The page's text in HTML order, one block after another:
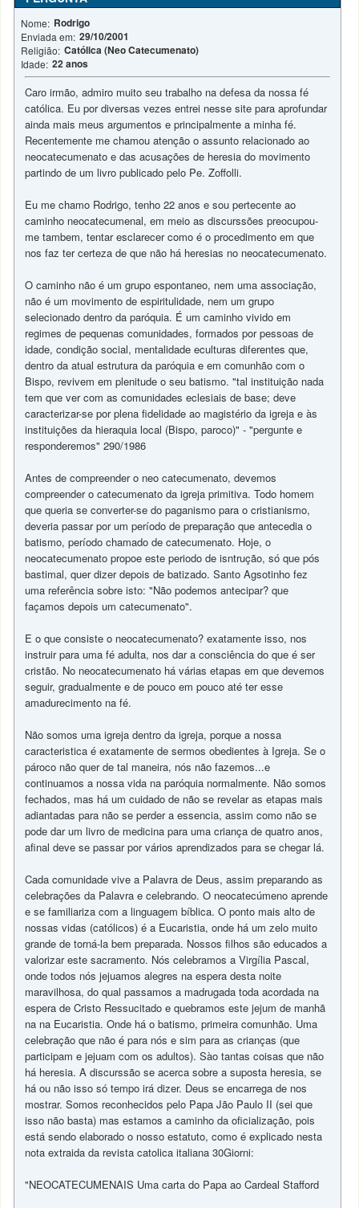
Nome: Rodrigo
Enviada em: 29/10/2001
Religião: Católica (Neo Catecumenato)
Idade: 22 anos
Caro irmão, admiro muito seu trabalho na defesa da nossa fé
católica. Eu por diversas vezes entrei nesse site para aprofundar
ainda mais meus argumentos e principalmente a minha fé.
Recentemente me chamou atenção o assunto relacionado ao
neocatecumenato e das acusações de heresia do movimento
partindo de um livro publicado pelo Pe. Zoffolli.
Eu me chamo Rodrigo, tenho 22 anos e sou pertecente ao
caminho neocatecumenal, em meio as discurssões preocupou-
me tambem, tentar esclarecer como é o procedimento em que
nos faz ter certeza de que não há heresias no neocatecumenato.
O caminho não é um grupo espontaneo, nem uma associação,
não é um movimento de espiritulidade, nem um grupo
selecionado dentro da paróquia. É um caminho vivido em
regimes de pequenas comunidades, formados por pessoas de
idade, condição social, mentalidade eculturas diferentes que,
dentro da atual estrutura da paróquia e em comunhão com o
Bispo, revivem em plenitude o seu batismo. "tal instituição nada
tem que ver com as comunidades eclesiais de base; deve
caracterizar-se por plena fidelidade ao magistério da igreja e às
instituições da hieraquia local (Bispo, paroco)" - "pergunte e
responderemos" 290/1986
Antes de compreender o neo catecumenato, devemos
compreender o catecumenato da igreja primitiva. Todo homem
que queria se converter-se do paganismo para o cristianismo,
deveria passar por um período de preparação que antecedia o
batismo, período chamado de catecumenato. Hoje, o
neocatecumenato propoe este periodo de isntrução, só que pós
bastimal, quer dizer depois de batizado. Santo Agsotinho fez
uma referência sobre isto: "Não podemos antecipar? que
façamos depois um catecumenato".
E o que consiste o neocatecumenato? exatamente isso, nos
instruir para uma fé adulta, nos dar a consciência do que é ser
cristão. No neocatecumenato há várias etapas em que devemos
seguir, gradualmente e de pouco em pouco até ter esse
amadurecimento na fé.
Não somos uma igreja dentro da igreja, porque a nossa
caracteristica é exatamente de sermos obedientes à Igreja. Se o
pároco não quer de tal maneira, nós não fazemos...e
continuamos a nossa vida na paróquia normalmente. Não somos
fechados, mas há um cuidado de não se revelar as etapas mais
adiantadas para não se perder a essencia, assim como não se
pode dar um livro de medicina para uma criança de quatro anos,
afinal deve se passar por vários aprendizados para se chegar lá.
Cada comunidade vive a Palavra de Deus, assim preparando as
celebrações da Palavra e celebrando. O neocatecúmeno aprende
e se familiariza com a linguagem bíblica. O ponto mais alto de
nossas vidas (católicos) é a Eucaristia, onde há um zelo muito
grande de torná-la bem preparada. Nossos filhos são educados a
valorizar este sacramento. Nós celebramos a Virgília Pascal,
onde todos nós jejuamos alegres na espera desta noite
maravilhosa, do qual passamos a madrugada toda acordada na
espera de Cristo Ressucitado e quebramos este jejum de manhã
na na Eucaristia. Onde há o batismo, primeira comunhão. Uma
celebração que não é para nós e sim para as crianças (que
participam e jejuam com os adultos). Sào tantas coisas que não
há heresia. A discurssão se acerca sobre a suposta heresia, se
há ou não isso só tempo irá dizer. Deus se encarrega de nos
mostrar. Somos reconhecidos pelo Papa Jão Paulo II (sei que
isso não basta) mas estamos a caminho da oficialização, pois
está sendo elaborado o nosso estatuto, como é explicado nesta
nota extraida da revista catolica italiana 30Giorni:
"NEOCATECUMENAIS Uma carta do Papa ao Cardeal Stafford